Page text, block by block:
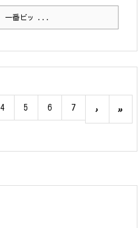
一番ビッ ...
4 5 6 7 › »